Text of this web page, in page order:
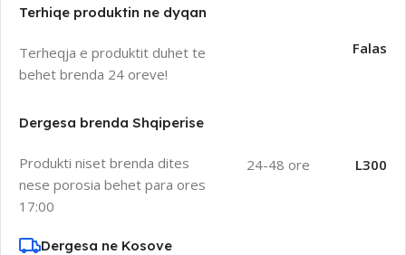
Terhiqe produktin ne dyqan
Terheqja e produktit duhet te
behet brenda 24 oreve!
Falas
Dergesa brenda Shqiperise
Produkti niset brenda dites
nese porosia behet para ores
17:00
24-48 ore L300
Dergesa ne Kosove